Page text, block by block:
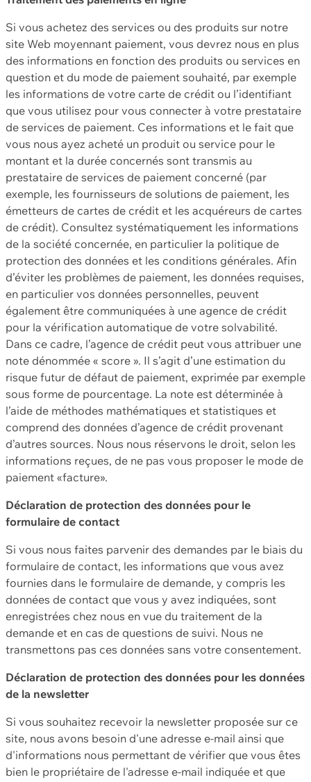
Si vous achetez des services ou des produits sur notre
site Web moyennant paiement, vous devrez nous en plus
des informations en fonction des produits ou services en
question et du mode de paiement souhaité, par exemple
les informations de votre carte de crédit ou l’identifiant
que vous utilisez pour vous connecter à votre prestataire
de services de paiement. Ces informations et le fait que
vous nous ayez acheté un produit ou service pour le
montant et la durée concernés sont transmis au
prestataire de services de paiement concerné (par
exemple, les fournisseurs de solutions de paiement, les
émetteurs de cartes de crédit et les acquéreurs de cartes
de crédit). Consultez systématiquement les informations
de la société concernée, en particulier la politique de
protection des données et les conditions générales. Afin
d’éviter les problèmes de paiement, les données requises,
en particulier vos données personnelles, peuvent
également être communiquées à une agence de crédit
pour la vérification automatique de votre solvabilité.
Dans ce cadre, l’agence de crédit peut vous attribuer une
note dénommée « score ». Il s’agit d’une estimation du
risque futur de défaut de paiement, exprimée par exemple
sous forme de pourcentage. La note est déterminée à
l’aide de méthodes mathématiques et statistiques et
comprend des données d’agence de crédit provenant
d’autres sources. Nous nous réservons le droit, selon les
informations reçues, de ne pas vous proposer le mode de
paiement «facture».
Déclaration de protection des données pour le
formulaire de contact
Si vous nous faites parvenir des demandes par le biais du
formulaire de contact, les informations que vous avez
fournies dans le formulaire de demande, y compris les
données de contact que vous y avez indiquées, sont
enregistrées chez nous en vue du traitement de la
demande et en cas de questions de suivi. Nous ne
transmettons pas ces données sans votre consentement.
Déclaration de protection des données pour les données
de la newsletter
Si vous souhaitez recevoir la newsletter proposée sur ce
site, nous avons besoin d'une adresse e-mail ainsi que
d'informations nous permettant de vérifier que vous êtes
bien le propriétaire de l'adresse e-mail indiquée et que